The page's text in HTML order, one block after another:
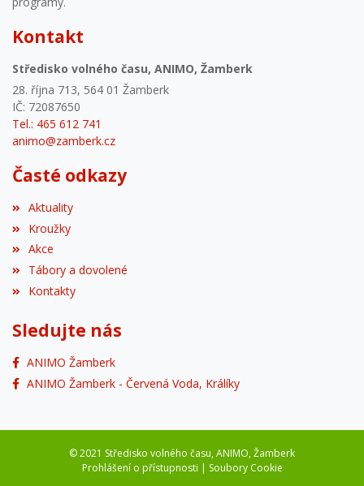
Kontakt
Středisko volného času, ANIMO, Žamberk
28. října 713, 564 01 Žamberk
IČ: 72087650
Tel.: 465 612 741
animo@zamberk.cz
Časté odkazy
Aktuality
Kroužky
Akce
Tábory a dovolené
Kontakty
Sledujte nás
ANIMO Žamberk
ANIMO Žamberk - Červená Voda, Králíky
© 2021 Středisko volného času, ANIMO, Žamberk
Prohlášení o přístupnosti | Soubory Cookie